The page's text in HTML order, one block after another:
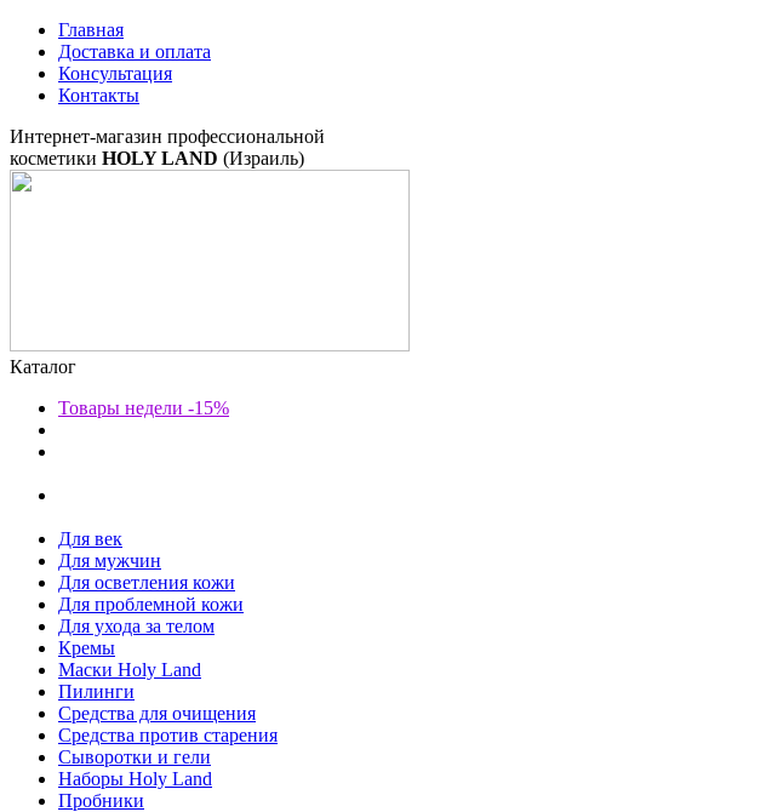
Главная
Доставка и оплата
Консультация
Контакты
Интернет-магазин профессиональной
косметики HOLY LAND (Израиль)
Каталог
Товары недели -15%
Для век
Для мужчин
Для осветления кожи
Для проблемной кожи
Для ухода за телом
Кремы
Маски Holy Land
Пилинги
Средства для очищения
Средства против старения
Сыворотки и гели
Наборы Holy Land
Пробники